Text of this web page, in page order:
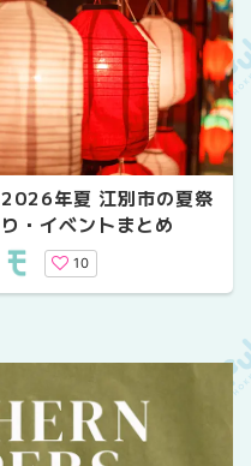
2026年夏 江別市の夏祭
り・イベントまとめ
10